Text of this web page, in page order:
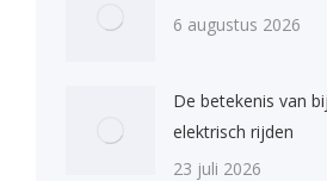
6 augustus 2026
De betekenis van
elektrisch rijden
23 juli 2026